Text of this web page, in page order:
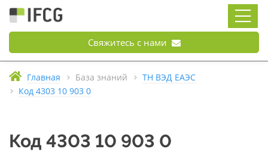
Свяжитесь с нами
Главная База знаний
ТН ВЭД ЕАЭС
Код 4303 10 903 0
Код 4303 10 903 0